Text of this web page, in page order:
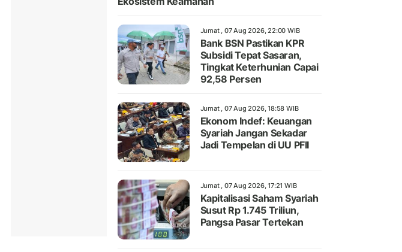
Jumat , 07 Aug 2026, 22:00 WIB
Bank BSN Pastikan KPR
Subsidi Tepat Sasaran,
Tingkat Keterhunian Capai
92,58 Persen
Jumat , 07 Aug 2026, 18:58 WIB
Ekonom Indef: Keuangan
Syariah Jangan Sekadar
Jadi Tempelan di UU PFII
Jumat , 07 Aug 2026, 17:21 WIB
Kapitalisasi Saham Syariah
Susut Rp 1.745 Triliun,
Pangsa Pasar Tertekan